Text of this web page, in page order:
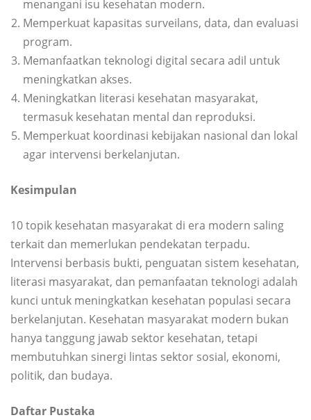
menangani isu kesehatan modern.
Memperkuat kapasitas surveilans, data, dan evaluasi
program.
Memanfaatkan teknologi digital secara adil untuk
meningkatkan akses.
Meningkatkan literasi kesehatan masyarakat,
termasuk kesehatan mental dan reproduksi.
Memperkuat koordinasi kebijakan nasional dan lokal
agar intervensi berkelanjutan.
Kesimpulan
10 topik kesehatan masyarakat di era modern saling
terkait dan memerlukan pendekatan terpadu.
Intervensi berbasis bukti, penguatan sistem kesehatan,
literasi masyarakat, dan pemanfaatan teknologi adalah
kunci untuk meningkatkan kesehatan populasi secara
berkelanjutan. Kesehatan masyarakat modern bukan
hanya tanggung jawab sektor kesehatan, tetapi
membutuhkan sinergi lintas sektor sosial, ekonomi,
politik, dan budaya.
Daftar Pustaka